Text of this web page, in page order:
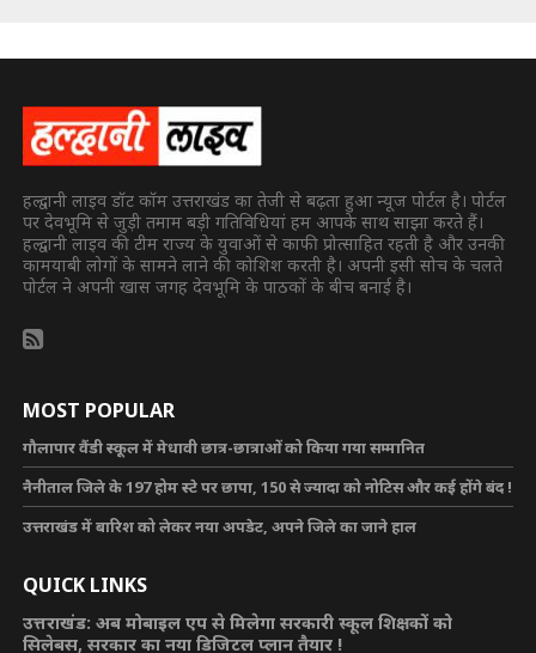
हल्द्वानी लाइव डॉट कॉम उत्तराखंड का तेजी से बढ़ता हुआ न्यूज पोर्टल है। पोर्टल
पर देवभूमि से जुड़ी तमाम बड़ी गतिविधियां हम आपके साथ साझा करते हैं।
हल्द्वानी लाइव की टीम राज्य के युवाओं से काफी प्रोत्साहित रहती है और उनकी
कामयाबी लोगों के सामने लाने की कोशिश करती है। अपनी इसी सोच के चलते
पोर्टल ने अपनी खास जगह देवभूमि के पाठकों के बीच बनाई है।
MOST POPULAR
गौलापार वैंडी स्कूल में मेधावी छात्र-छात्राओं को किया गया सम्मानित
नैनीताल जिले के 197 होम स्टे पर छापा, 150 से ज्यादा को नोटिस और कई होंगे बंद !
उत्तराखंड में बारिश को लेकर नया अपडेट, अपने जिले का जाने हाल
QUICK LINKS
उत्तराखंड: अब मोबाइल एप से मिलेगा सरकारी स्कूल शिक्षकों को
सिलेबस, सरकार का नया डिजिटल प्लान तैयार !